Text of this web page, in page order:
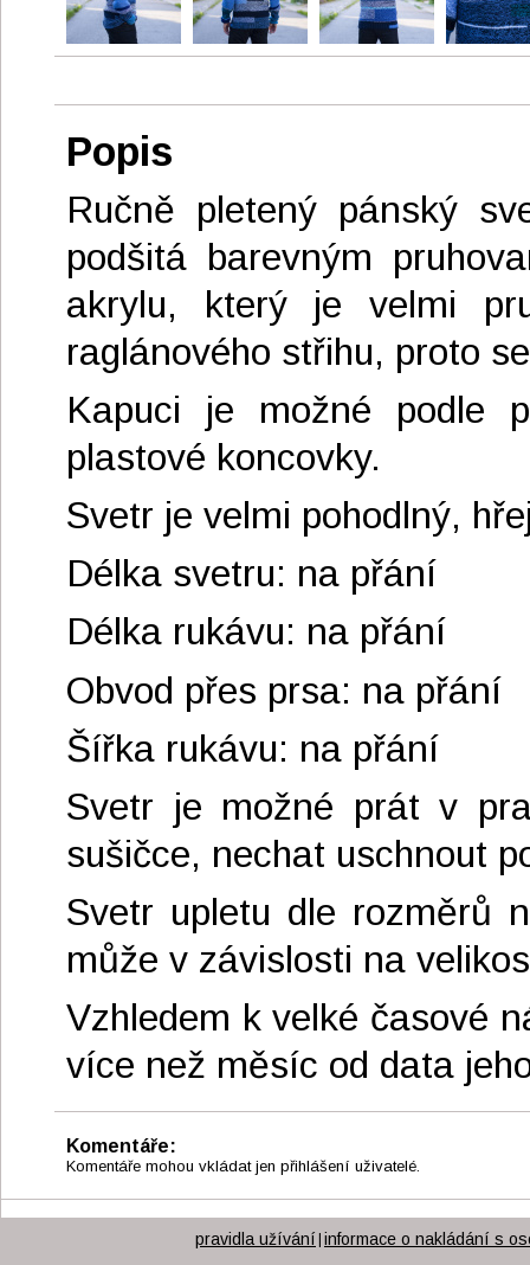
Popis
Ručně pletený pánský
podšitá barevným
akrylu, který je velmi
raglánového střihu, proto
Kapuci je možné podle
plastové koncovky.
Svetr je velmi pohodlný,
Délka svetru: na přání
Délka rukávu: na přání
Obvod přes prsa: na přání
Šířka rukávu: na přání
Svetr je možné prát v
sušičce, nechat uschnout
Svetr upletu dle rozměrů
může v závislosti na
Vzhledem k velké časové
více než měsíc od data
Komentáře:
Komentáře mohou vkládat jen přihlášení uživatelé.
pravidla užívání informace o nakládání s